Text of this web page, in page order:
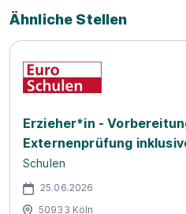
Ähnliche Stellen
Erzieher*in -
Externenprüfung
Schulen
25.06.2026
50933 Köln